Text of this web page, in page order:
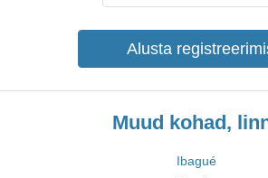
Alusta
Muud kohad,
Ibagué